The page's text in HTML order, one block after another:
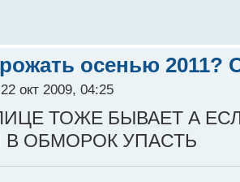
осенью 2011?
окт 2009, 04:25
ТОЖЕ БЫВАЕТ А
В ОБМОРОК УПАСТЬ